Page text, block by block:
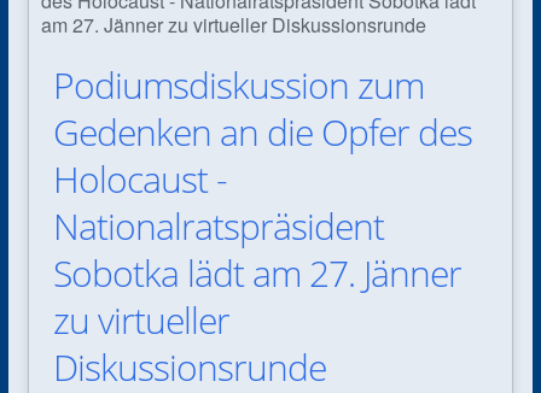
Podiumsdiskussion zum
Gedenken an die Opfer des
Holocaust -
Nationalratspräsident
Sobotka lädt am 27. Jänner
zu virtueller
Diskussionsrunde